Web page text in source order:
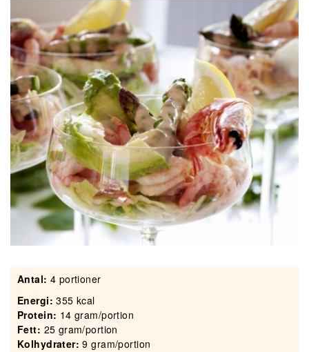
Antal: 4 portioner
Energi: 355 kcal
Protein: 14 gram/portion
Fett: 25 gram/portion
Kolhydrater: 9 gram/portion